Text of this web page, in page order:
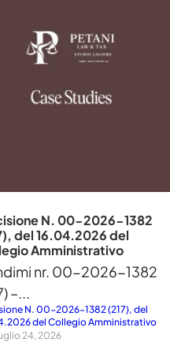
N. 00-2026-1382
del 16.04.2026 del
Amministrativo
nr. 00-2026-1382
–...
N. 00-2026-1382 (217), del
del Collegio Amministrativo
24, 2026